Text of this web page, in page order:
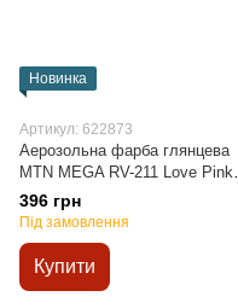
Новинка
Артикул: 622873
Аерозольна фарба глянцева
MTN MEGA RV-211 Love Pink,
EX0160211, 600 мл
396 грн
Під замовлення
Купити